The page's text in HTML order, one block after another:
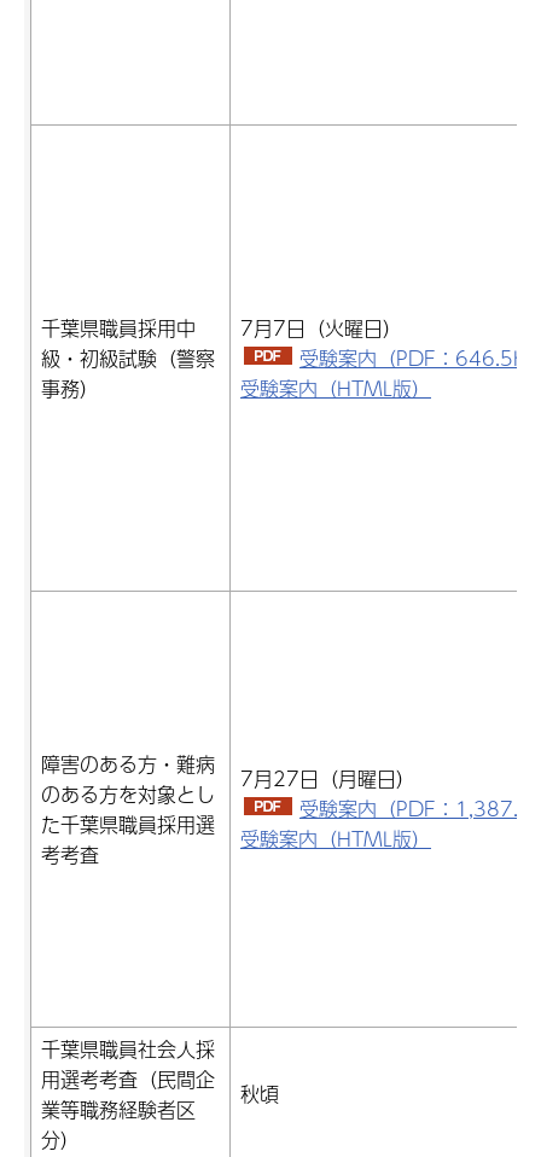
千葉県職員採用中
級・初級試験（警察
事務）
7月7日（火曜日）
受験案内（PDF：
受験案内（HTML版）
障害のある方・難病
のある方を対象とし
た千葉県職員採用選
考考査
7月27日（月曜日）
受験案内（PDF：
受験案内（HTML版）
千葉県職員社会人採
用選考考査（民間企
業等職務経験者区
分）
秋頃